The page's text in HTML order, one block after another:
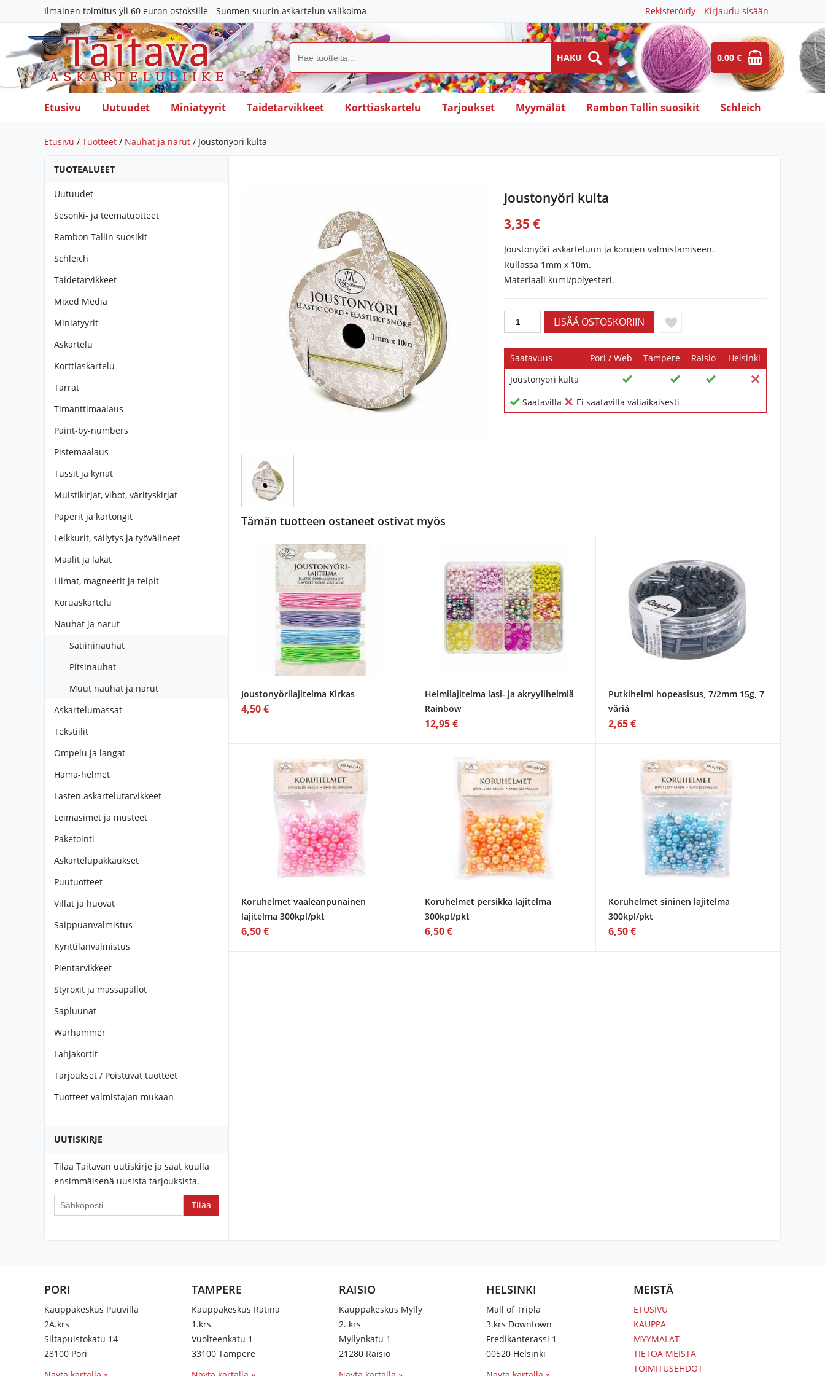
Ilmainen toimitus yli 60 euron ostoksille - Suomen suurin askartelun valikoima Rekisteröidy Kirjaudu sisään
0,00 €
Etusivu Uutuudet Miniatyyrit Taidetarvikkeet Korttiaskartelu Tarjoukset Myymälät Rambon Tallin suosikit Schleich
Etusivu / Tuotteet / Nauhat ja narut / Joustonyöri kulta
TUOTEALUEET
Uutuudet
Sesonki- ja teematuotteet
Rambon Tallin suosikit
Schleich
Taidetarvikkeet
Mixed Media
Miniatyyrit
Askartelu
Korttiaskartelu
Tarrat
Timanttimaalaus
Paint-by-numbers
Pistemaalaus
Tussit ja kynät
Muistikirjat, vihot, värityskirjat
Paperit ja kartongit
Leikkurit, säilytys ja työvälineet
Maalit ja lakat
Liimat, magneetit ja teipit
Koruaskartelu
Nauhat ja narut
Satiininauhat
Pitsinauhat
Muut nauhat ja narut
Askartelumassat
Tekstiilit
Ompelu ja langat
Hama-helmet
Lasten askartelutarvikkeet
Leimasimet ja musteet
Paketointi
Askartelupakkaukset
Puutuotteet
Villat ja huovat
Saippuanvalmistus
Kynttilänvalmistus
Pientarvikkeet
Styroxit ja massapallot
Sapluunat
Warhammer
Lahjakortit
Tarjoukset / Poistuvat tuotteet
Tuotteet valmistajan mukaan
UUTISKIRJE
Tilaa Taitavan uutiskirje ja saat kuulla
ensimmäisenä uusista tarjouksista.
you
this
Joustonyöri kulta
3,35 €
Joustonyöri askarteluun ja korujen valmistamiseen.
Rullassa 1mm x 10m.
Materiaali kumi/polyesteri.
Saatavuus Pori / Web Tampere Raisio
Helsinki
Joustonyöri kulta
Saatavilla
Ei saatavilla väliaikaisesti
Tämän tuotteen ostaneet ostivat myös
Joustonyörilajitelma Kirkas
4,50 €
Helmilajitelma lasi- ja akryylihelmiä
Rainbow
12,95 €
Putkihelmi hopeasisus, 7/2mm 15g, 7
väriä
2,65 €
Koruhelmet vaaleanpunainen
lajitelma 300kpl/pkt
6,50 €
Koruhelmet persikka lajitelma
300kpl/pkt
6,50 €
Koruhelmet sininen lajitelma
300kpl/pkt
6,50 €
PORI
Kauppakeskus Puuvilla
2A.krs
Siltapuistokatu 14
28100 Pori
TAMPERE
Kauppakeskus Ratina
1.krs
Vuolteenkatu 1
33100 Tampere
RAISIO
Kauppakeskus Mylly
2. krs
Myllynkatu 1
21280 Raisio
HELSINKI
Mall of Tripla
3.krs Downtown
Fredikanterassi 1
00520 Helsinki
MEISTÄ
ETUSIVU
KAUPPA
MYYMÄLÄT
TIETOA MEISTÄ
TOIMITUSEHDOT